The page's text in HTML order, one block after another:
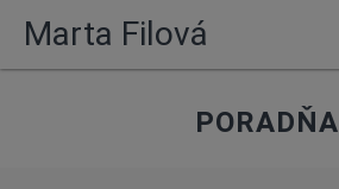
Marta Filová
PORADŇA